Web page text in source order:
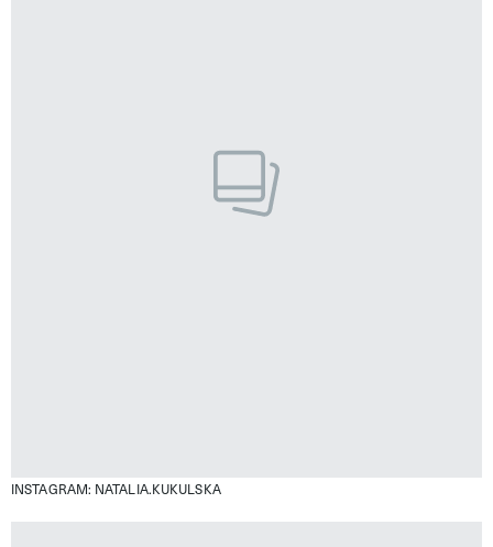
INSTAGRAM: NATALIA.KUKULSKA